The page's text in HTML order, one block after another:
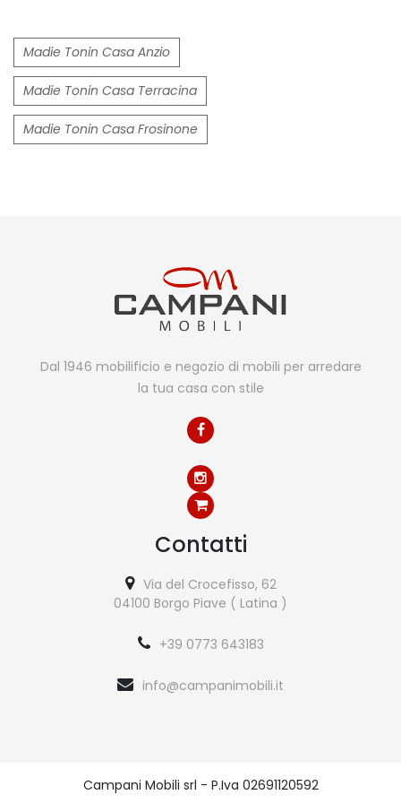
Madie Tonin Casa Anzio
Madie Tonin Casa Terracina
Madie Tonin Casa Frosinone
Dal 1946 mobilificio e negozio di mobili per arredare
la tua casa con stile
Contatti
Via del Crocefisso, 62
04100 Borgo Piave ( Latina )
+39 0773 643183
info@campanimobili.it
Campani Mobili srl - P.Iva 02691120592